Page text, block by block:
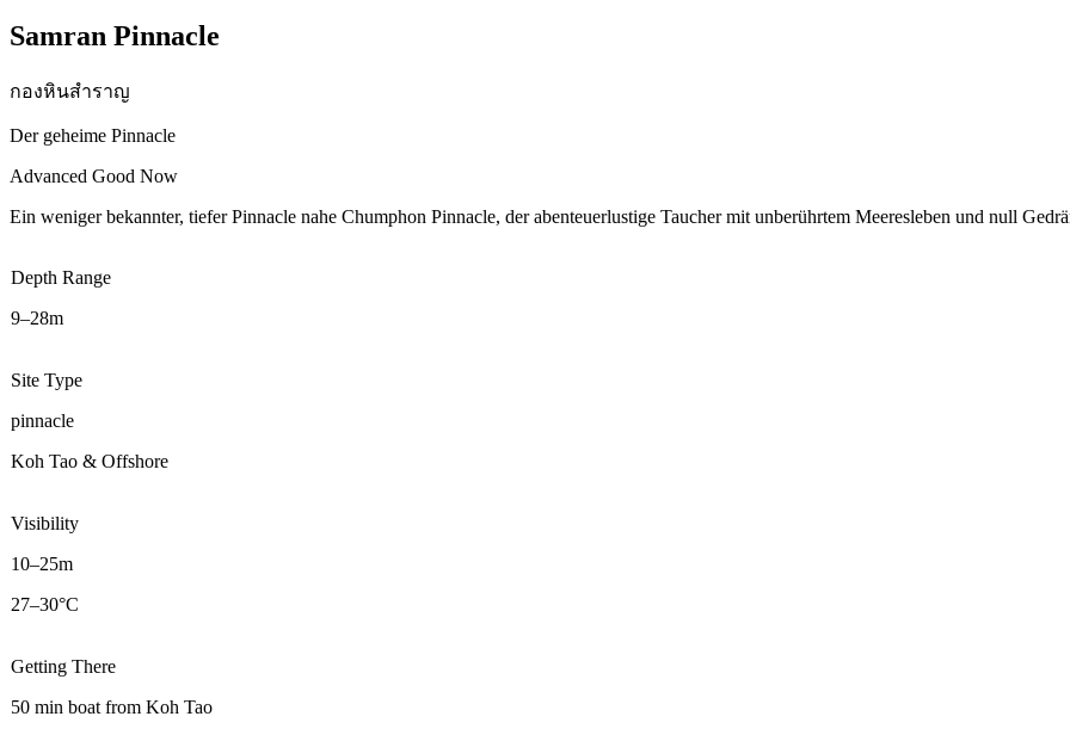
Samran Pinnacle
กองหินสำราญ
Der geheime Pinnacle
Advanced Good Now
Ein weniger bekannter, tiefer Pinnacle nahe Chumphon Pinnacle, der abenteuerlustige Taucher mit unberührtem Meeresleben und null
Depth Range
9–28m
Site Type
pinnacle
Koh Tao & Offshore
Visibility
10–25m
27–30°C
Getting There
50 min boat from Koh Tao